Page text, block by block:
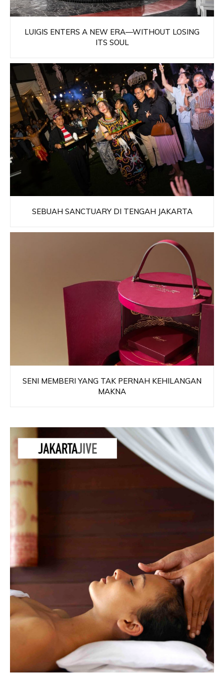
LUIGIS ENTERS A NEW ERA—WITHOUT LOSING
ITS SOUL
SEBUAH SANCTUARY DI TENGAH JAKARTA
SENI MEMBERI YANG TAK PERNAH KEHILANGAN
MAKNA